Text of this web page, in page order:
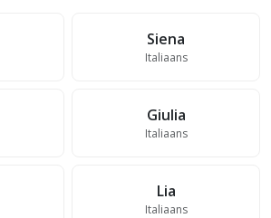
Siena
Italiaans
Giulia
Italiaans
Lia
Italiaans